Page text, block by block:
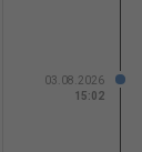
03.08.2026
15:02